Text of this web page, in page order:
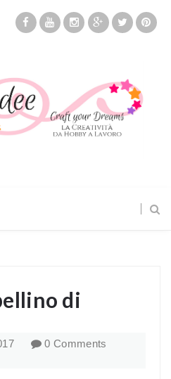
di
0 Comments